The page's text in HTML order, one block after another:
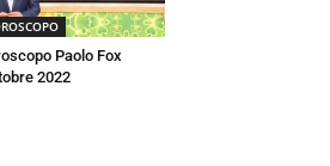
Paolo Fox
2022